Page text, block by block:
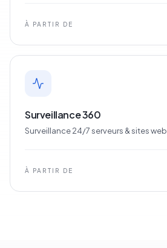
À PARTIR DE
Surveillance 360
Surveillance 24/7 serveurs & sites web
À PARTIR DE